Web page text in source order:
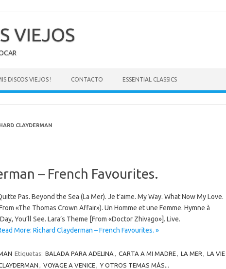
VIEJOS
DISCOS VIEJOS ! CONTACTO ESSENTIAL CLASSICS
CLAYDERMAN
– French Favourites.
Pas. Beyond the Sea (La Mer). Je t’aime. My Way. What Now My Love.
«The Thomas Crown Affair»). Un Homme et une Femme. Hymne à
You’ll See. Lara’s Theme [From «Doctor Zhivago»]. Live.
More: Richard Clayderman – French Favourites. »
Etiquetas: BALADA PARA ADELINA , CARTA A MI MADRE, LA MER , LA VIE
, VOYAGE A VENICE, Y OTROS TEMAS MÁS...